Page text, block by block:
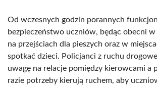
Od wczesnych godzin porannych
bezpieczeństwo uczniów, będąc obecni w
na przejściach dla pieszych oraz w
spotkać dzieci. Policjanci z ruchu
uwagę na relacje pomiędzy kierowcami a
razie potrzeby kierują ruchem, aby